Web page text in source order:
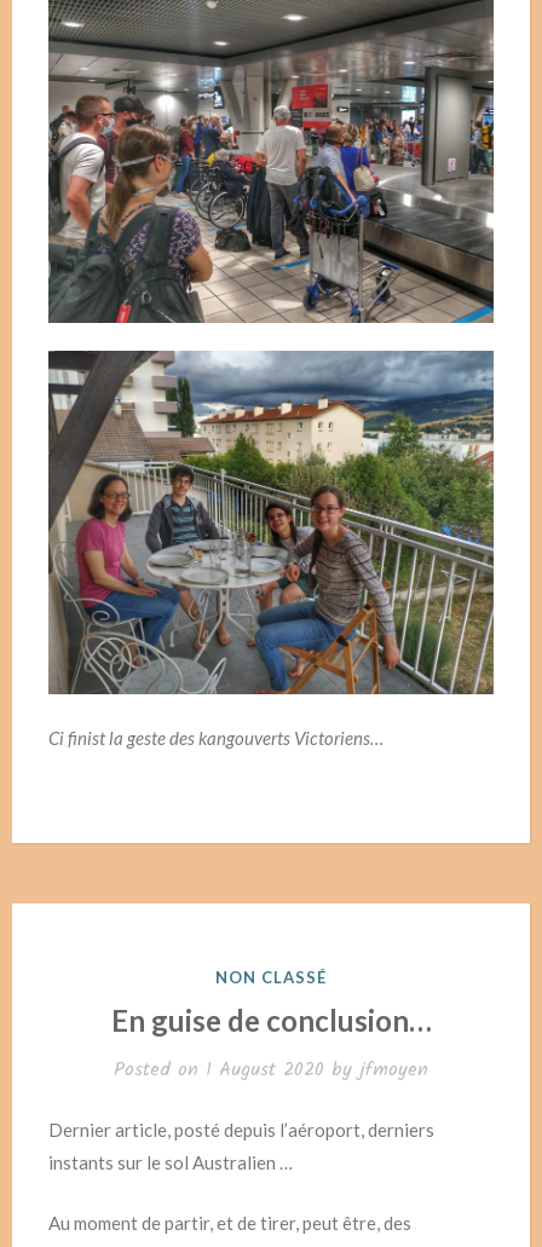
Ci finist la geste des kangouverts Victoriens…
POSTED
NON CLASSÉ
En guise de conclusion…
Posted on 1 August 2020 by jfmoyen
Dernier article, posté depuis l’aéroport, derniers
instants sur le sol Australien …
Au moment de partir, et de tirer, peut être, des